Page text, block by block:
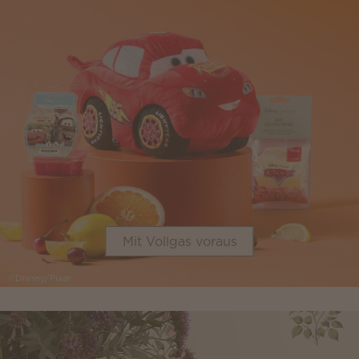
©Disney/Pixar
Mit Vollgas voraus